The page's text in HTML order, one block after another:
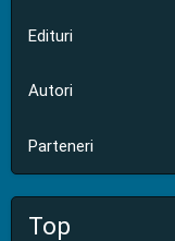
Edituri
Autori
Parteneri
Top